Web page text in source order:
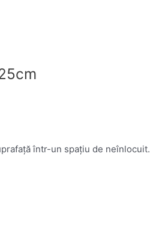
într-un spațiu de neînlocuit.